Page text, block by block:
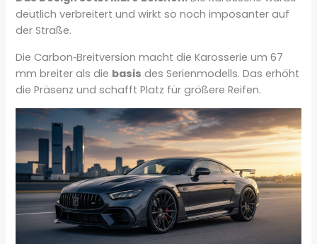
deutlich verbreitert und wirkt so noch imposanter auf
der Straße.
Die Carbon‑Breitversion macht die Karosserie um 67
mm breiter als die basis des Serienmodells. Das erhöht
die Präsenz und schafft Platz für größere Reifen.